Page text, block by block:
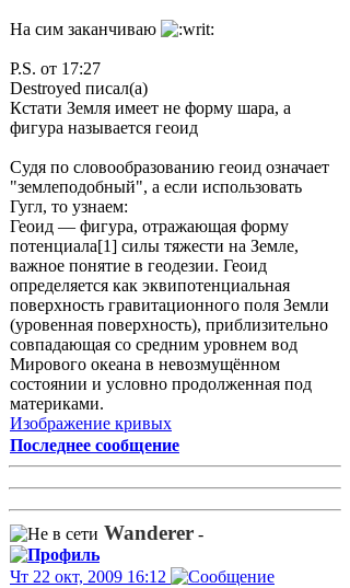
На сим заканчиваю
P.S. от 17:27
Destroyed писал(а)
Кстати Земля имеет не форму шара, а
фигура называется геоид
Судя по словообразованию геоид означает
"землеподобный", а если использовать
Гугл, то узнаем:
Геоид — фигура, отражающая форму
потенциала[1] силы тяжести на Земле,
важное понятие в геодезии. Геоид
определяется как эквипотенциальная
поверхность гравитационного поля Земли
(уровенная поверхность), приблизительно
совпадающая со средним уровнем вод
Мирового океана в невозмущённом
состоянии и условно продолженная под
материками.
Изображение кривых
Последнее сообщение
Wanderer -
Чт 22 окт, 2009 16:12